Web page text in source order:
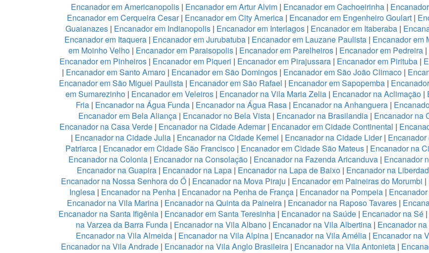
Encanador em Americanopolis | Encanador em Artur Alvim | Encanador em Cachoeirinha|
Encanador em Cerqueira Cesar| Encanador em City America | Encanador em Engenheiro Goulart |
Guaianazes | Encanador em Indianopolis | Encanador em Interlagos | Encanador em Itaberaba |
Encanador em Itaquera| Encanador em Jurubatuba| Encanador em Lauzane Paulista | Encanador em
em Moinho Velho | Encanador em Paraisopolis| Encanador em Parelheiros| Encanador em Pedreira|
Encanador em Pinheiros | Encanador em Piqueri | Encanador em Pirajussara | Encanador em Pirituba |
| Encanador em Santo Amaro| Encanador em São Domingos| Encanador em São João Climaco|
Encanador em São Miguel Paulista | Encanador em São Rafael | Encanador em Sapopemba |
em Sumarezinho| Encanador em Veleiros| Encanador na Vila Maria Zelia| Encanador na Aclimação|
Fria| Encanador na Água Funda| Encanador na Água Rasa | Encanador na Anhanguera|
Encanador em Bela Aliança | Encanador no Bela Vista| Encanador na Brasilandia| Encanador na
Encanador na Casa Verde| Encanador na Cidade Ademar| Encanador em Cidade Continental |
| Encanador na Cidade Julia | Encanador na Cidade Kemel | Encanador na Cidade Lider|
Patriarca| Encanador em Cidade São Francisco | Encanador em Cidade São Mateus| Encanador na
Encanador na Colonia | Encanador na Consolação | Encanador na Fazenda Aricanduva | Encanador
Encanador na Guapira | Encanador na Lapa | Encanador na Lapa de Baixo | Encanador na
Encanador na Nossa Senhora do Ó| Encanador na Mova Piraju | Encanador em Paineiras do Morumbi |
Inglesa | Encanador na Penha| Encanador na Penha de França | Encanador na Pompeia|
Encanador na Vila Marina| Encanador na Quinta da Paineira| Encanador na Raposo Tavares|
Encanador na Santa Ifigênia | Encanador em Santa Teresinha| Encanador na Saúde| Encanador na Sé|
na Varzea da Barra Funda | Encanador na Vila Albano | Encanador na Vila Albertina | Encanador
Encanador na Vila Almeida | Encanador na Vila Alpina | Encanador na Vila Amélia | Encanador na
Encanador na Vila Andrade | Encanador na Vila Anglo Brasileira | Encanador na Vila Antonieta |